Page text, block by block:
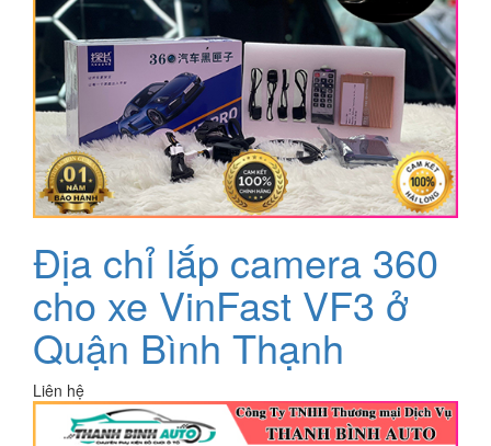
Địa chỉ lắp camera 360
cho xe VinFast VF3 ở
Quận Bình Thạnh
Liên hệ